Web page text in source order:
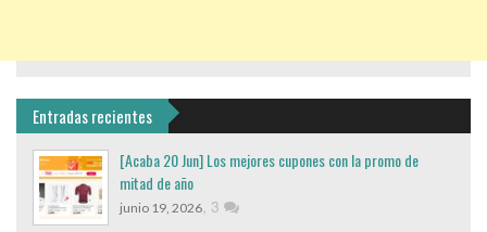
Entradas recientes
[Acaba 20 Jun] Los mejores cupones con la promo de
mitad de año
junio 19, 2026, 3